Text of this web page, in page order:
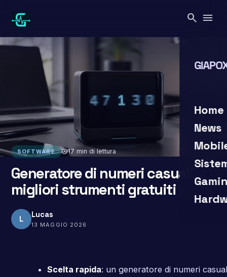
contenuto
search menu
Home
News
search
SOFTWARE schedule17 min di lettura
Generatore di numeri casuali: i
migliori strumenti gratuiti
L Lucas
13 MAGGIO 2026
Scelta rapida: un generatore di numeri